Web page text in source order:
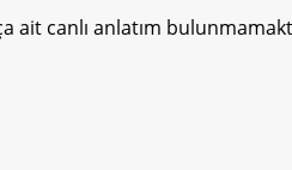
ait canlı anlatım